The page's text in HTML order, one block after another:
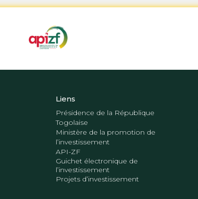
Liens
Présidence de la République
Togolaise
Ministère de la promotion de
l’investissement
API-ZF
Guichet électronique de
l’investissement
Projets d’investissement